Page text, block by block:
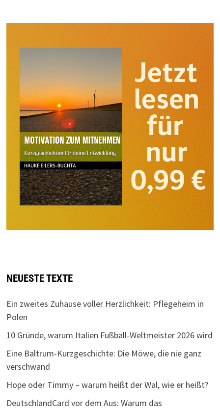
NEUESTE TEXTE
Ein zweites Zuhause voller Herzlichkeit: Pflegeheim in
Polen
10 Gründe, warum Italien Fußball-Weltmeister 2026 wird
Eine Baltrum-Kurzgeschichte: Die Möwe, die nie ganz
verschwand
Hope oder Timmy – warum heißt der Wal, wie er heißt?
DeutschlandCard vor dem Aus: Warum das